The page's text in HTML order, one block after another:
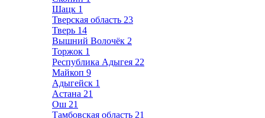
Шацк 1
Тверская область 23
Тверь 14
Вышний Волочёк 2
Торжок 1
Республика Адыгея 22
Майкоп 9
Адыгейск 1
Астана 21
Ош 21
Тамбовская область 21